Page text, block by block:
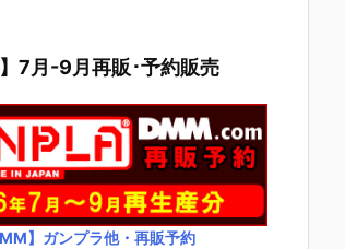
】7月-9月再販･予約販売
】ガンプラ他・再販予約